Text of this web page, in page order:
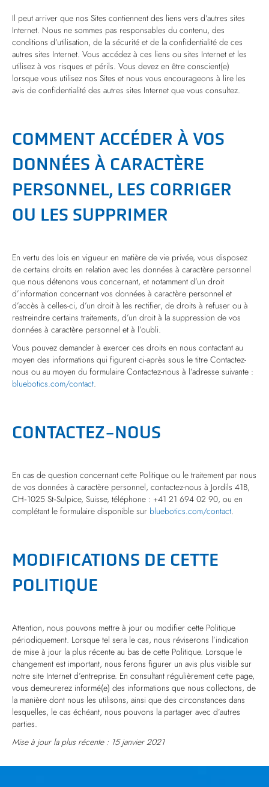
Il peut arriver que nos Sites contiennent des liens vers d’autres sites
Internet. Nous ne sommes pas responsables du contenu, des
conditions d’utilisation, de la sécurité et de la confidentialité de ces
autres sites Internet. Vous accédez à ces liens ou sites Internet et les
utilisez à vos risques et périls. Vous devez en être conscient(e)
lorsque vous utilisez nos Sites et nous vous encourageons à lire les
avis de confidentialité des autres sites Internet que vous consultez.
COMMENT ACCÉDER À VOS
DONNÉES À CARACTÈRE
PERSONNEL, LES CORRIGER
OU LES SUPPRIMER
En vertu des lois en vigueur en matière de vie privée, vous disposez
de certains droits en relation avec les données à caractère personnel
que nous détenons vous concernant, et notamment d’un droit
d’information concernant vos données à caractère personnel et
d’accès à celles-ci, d’un droit à les rectifier, de droits à refuser ou à
restreindre certains traitements, d’un droit à la suppression de vos
données à caractère personnel et à l’oubli.
Vous pouvez demander à exercer ces droits en nous contactant au
moyen des informations qui figurent ci-après sous le titre Contactez-
nous ou au moyen du formulaire Contactez-nous à l’adresse suivante :
bluebotics.com/contact.
CONTACTEZ-NOUS
En cas de question concernant cette Politique ou le traitement par nous
de vos données à caractère personnel, contactez-nous à Jordils 41B,
CH‐1025 St‐Sulpice, Suisse, téléphone : +41 21 694 02 90, ou en
complétant le formulaire disponible sur bluebotics.com/contact.
MODIFICATIONS DE CETTE
POLITIQUE
Attention, nous pouvons mettre à jour ou modifier cette Politique
périodiquement. Lorsque tel sera le cas, nous réviserons l’indication
de mise à jour la plus récente au bas de cette Politique. Lorsque le
changement est important, nous ferons figurer un avis plus visible sur
notre site Internet d’entreprise. En consultant régulièrement cette page,
vous demeurerez informé(e) des informations que nous collectons, de
la manière dont nous les utilisons, ainsi que des circonstances dans
lesquelles, le cas échéant, nous pouvons la partager avec d’autres
parties.
Mise à jour la plus récente : 15 janvier 2021